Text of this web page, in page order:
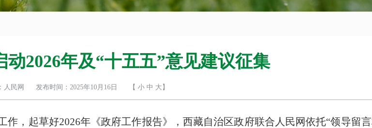
2026年及“十五五”意见建议征集
人民网 发布时间：2025年10月16日 【 小 中 大 】
作，起草好2026年《政府工作报告》，西藏自治区政府联合人民网依托“领导留